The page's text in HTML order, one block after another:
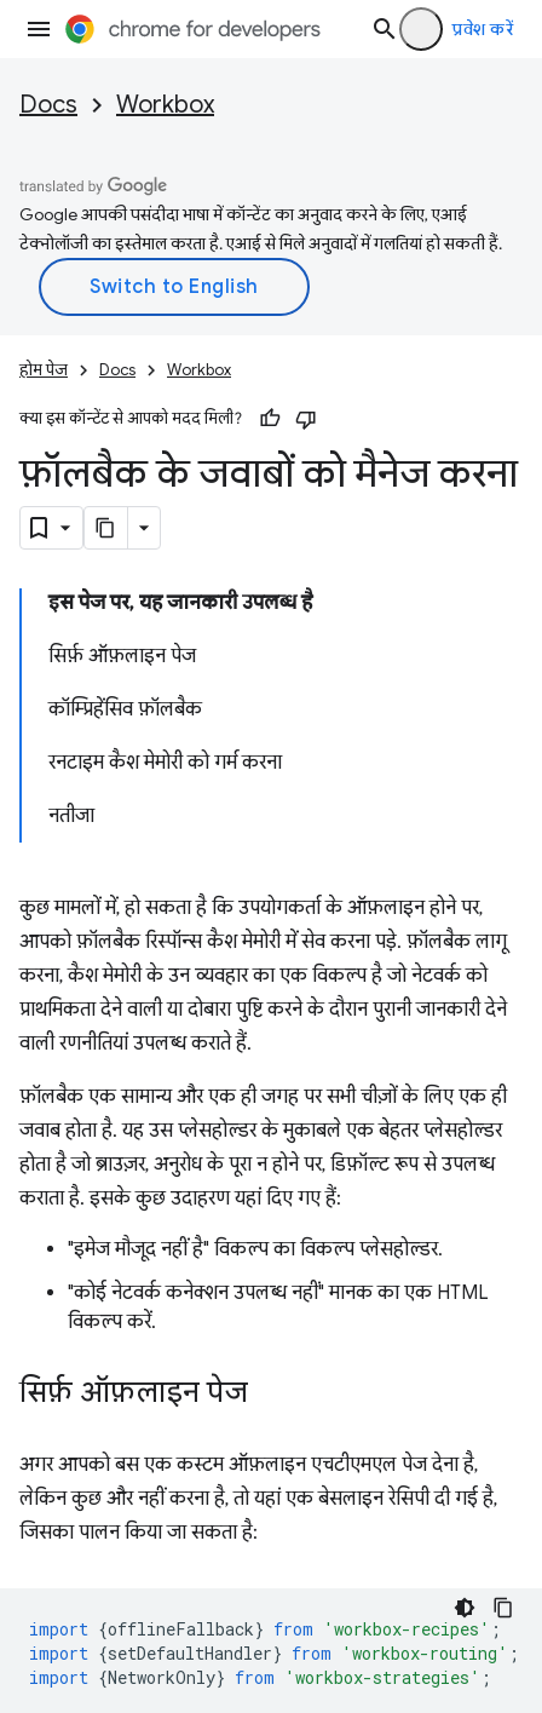
प्रवेश करें
Docs Workbox
Google आपकी पसंदीदा भाषा में कॉन्टेंट का अनुवाद करने के लिए, एआई
टेक्नोलॉजी का इस्तेमाल करता है. एआई से मिले अनुवादों में गलतियां हो सकती हैं.
होम पेज Docs Workbox
क्या इस कॉन्टेंट से आपको मदद मिली?
फ़ॉलबैक के जवाबों को मैनेज करना
इस पेज पर, यह जानकारी उपलब्ध है
सिर्फ़ ऑफ़लाइन पेज
कॉम्प्रिहेंसिव फ़ॉलबैक
रनटाइम कैश मेमोरी को गर्म करना
नतीजा
कुछ मामलों में, हो सकता है कि उपयोगकर्ता के ऑफ़लाइन होने पर,
आपको फ़ॉलबैक रिस्पॉन्स कैश मेमोरी में सेव करना पड़े. फ़ॉलबैक लागू
करना, कैश मेमोरी के उन व्यवहार का एक विकल्प है जो नेटवर्क को
प्राथमिकता देने वाली या दोबारा पुष्टि करने के दौरान पुरानी जानकारी देने
वाली रणनीतियां उपलब्ध कराते हैं.
फ़ॉलबैक एक सामान्य और एक ही जगह पर सभी चीज़ों के लिए एक ही
जवाब होता है. यह उस प्लेसहोल्डर के मुकाबले एक बेहतर प्लेसहोल्डर
होता है जो ब्राउज़र, अनुरोध के पूरा न होने पर, डिफ़ॉल्ट रूप से उपलब्ध
कराता है. इसके कुछ उदाहरण यहां दिए गए हैं:
"इमेज मौजूद नहीं है" विकल्प का विकल्प प्लेसहोल्डर.
"कोई नेटवर्क कनेक्शन उपलब्ध नहीं" मानक का एक HTML
विकल्प करें.
सिर्फ़ ऑफ़लाइन पेज
अगर आपको बस एक कस्टम ऑफ़लाइन एचटीएमएल पेज देना है,
लेकिन कुछ और नहीं करना है, तो यहां एक बेसलाइन रेसिपी दी गई है,
जिसका पालन किया जा सकता है:
import {offlineFallback} from 'workbox-recipes' ;
import {setDefaultHandler} from 'workbox-routing' ;
import {NetworkOnly} from 'workbox-strategies' ;